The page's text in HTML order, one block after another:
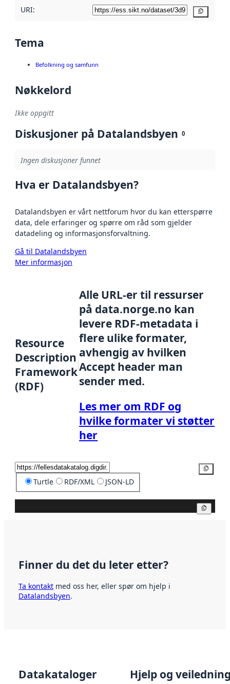
URI:
Tema
Befolkning og samfunn
Nøkkelord
Ikke oppgitt
Diskusjoner på Datalandsbyen 0
Ingen diskusjoner funnet
Hva er Datalandsbyen?
Datalandsbyen er vårt nettforum hvor du kan etterspørre
data, dele erfaringer og spørre om råd som gjelder
datadeling og informasjonsforvaltning.
Gå til Datalandsbyen
Mer informasjon
Resource
Description
Framework
(RDF)
Alle URL-er til ressurser
på data.norge.no kan
levere RDF-metadata i
flere ulike formater,
avhengig av hvilken
Accept header man
sender med.
Les mer om RDF og
hvilke formater vi støtter
her
Turtle RDF/XML JSON-LD
Finner du det du leter etter?
Ta kontakt med oss her, eller spør om hjelp i
Datalandsbyen.
Datakataloger Hjelp og